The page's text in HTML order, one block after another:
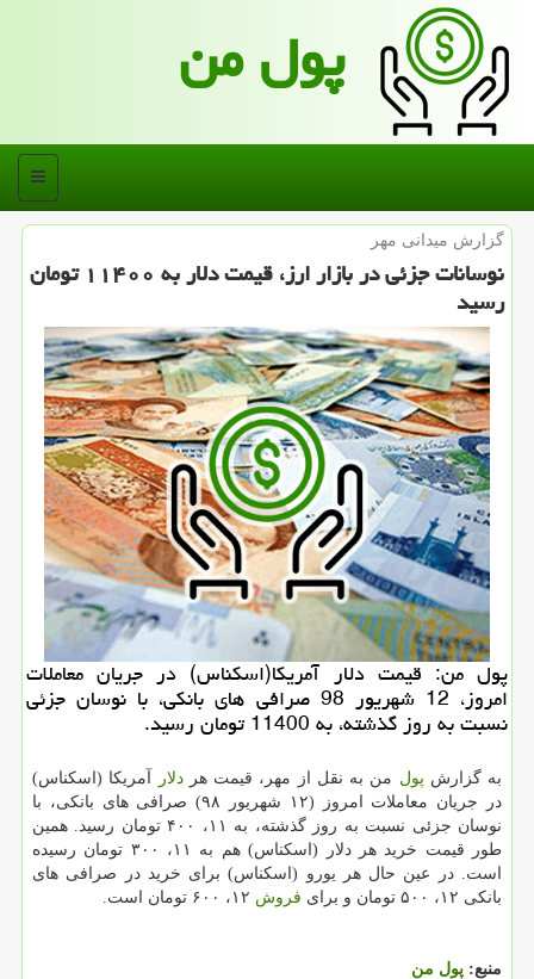
پول من
منو
گزارش میدانی مهر
نوسانات جزئی در بازار ارز، قیمت دلار به ۱۱۴۰۰ تومان
رسید
پول من: قیمت دلار آمریكا(اسكناس) در جریان معاملات
امروز، 12 شهریور 98 صرافی های بانكی، با نوسان جزئی
نسبت به روز گذشته، به 11400 تومان رسید.
به گزارش پول من به نقل از مهر، قیمت هردلار
آمریكا (اسكناس)
در جریان معاملات امروز (۱۲ شهریور ۹۸) صرافی های بانكی، با
نوسان جزئی نسبت به روز گذشته، به ۱۱، ۴۰۰ تومان رسید. همین
طور قیمت خرید هر دلار (اسكناس) هم به ۱۱، ۳۰۰ تومان رسیده
است. در عین حال هر یورو (اسكناس) برای خرید در صرافی های
بانكی ۱۲، ۵۰۰ تومان و برای
فروش
منبع: پول من